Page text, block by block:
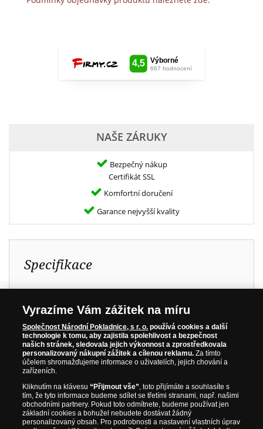
NAŠE ZÁRUKY
Bezpečný nákup
Certifikát SSL
Komfortní doručení
Garance nejvyšší kvality
Specifikace
Průměr:
22,5 mm
Hmotnost:
2,50 g
Kvalita:
Proof
Certifikace:
NGC
Země původu:
Niue
Rok emise:
2026
Vyrazíme Vám zážitek na míru
Společnost Národní Pokladnice, s r. o. používá cookies a další
technologie k tomu, aby zajistila spolehlivost a bezpečnost
našich stránek, sledovala jejich výkonnost a zprostředkovala
personalizovaný nákupní zážitek a cílenou reklamu. Za tímto
účelem shromažďujeme informace o uživatelích, jejich chování a
zařízeních.
Kliknutím na klávesu“Přijmout vše”, toto přijímáte a souhlasíte s
tím, že tyto informace budeme sdílet se třetími stranami, např. našimi
obchodními partnery. Pokud toto odmítnete, budeme používat jen
základní cookies a bohužel nebudete dostávat žádný
personalizovaný obsah. Pro podrobnosti a nastavení vlastních úprav